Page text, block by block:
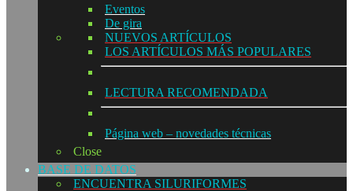
Eventos
De gira
NUEVOS ARTÍCULOS
LOS ARTÍCULOS MÁS POPULARES
LECTURA RECOMENDADA
Página web – novedades técnicas
Close
BASE DE DATOS
ENCUENTRA SILURIFORMES